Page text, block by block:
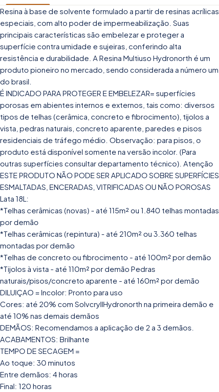
Resina à base de solvente formulado a partir de resinas acrílicas
especiais, com alto poder de impermeabilização. Suas
principais características são embelezar e proteger a
superfície contra umidade e sujeiras, conferindo alta
resistência e durabilidade. A Resina Multiuso Hydronorth é um
produto pioneiro no mercado, sendo considerada a número um
do brasil.
É INDICADO PARA PROTEGER E EMBELEZAR= superfícies
porosas em abientes internos e externos, tais como: diversos
tipos de telhas (cerâmica, concreto e fibrocimento), tijolos a
vista, pedras naturais, concreto aparente, paredes e pisos
residenciais de tráfego médio. Observação: para pisos, o
produto está disponível somente na versão incolor. (Para
outras superfícies consultar departamento técnico). Atenção
ESTE PRODUTO NÃO PODE SER APLICADO SOBRE SUPERFÍCIES
ESMALTADAS, ENCERADAS, VITRIFICADAS OU NÃO POROSAS
Lata 18L:
*Telhas cerâmicas (novas) - até 115m² ou 1.840 telhas montadas
por demão
*Telhas cerâmicas (repintura) - até 210m² ou 3.360 telhas
montadas por demão
*Telhas de concreto ou fibrocimento - até 100m² por demão
*Tijolos à vista - até 110m² por demão Pedras
naturais/pisos/concreto aparente - até 160m² por demão
DILUIÇAO = Incolor: Pronto para uso
Cores: até 20% com SolvcryllHydronorth na primeira demão e
até 10% nas demais demãos
DEMÃOS: Recomendamos a aplicação de 2 a 3 demãos.
ACABAMENTOS: Brilhante
TEMPO DE SECAGEM =
Ao toque: 30 minutos
Entre demãos: 4 horas
Final: 120 horas